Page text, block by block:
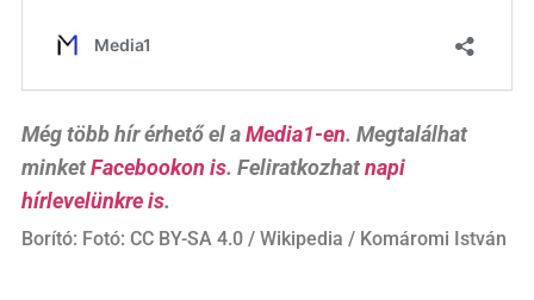
Még több hír érhető el aMedia1-en. Megtalálhat
minketFacebookon is. Feliratkozhatnapi
hírlevelünkre is.
Borító: Fotó: CC BY-SA 4.0 / Wikipedia / Komáromi István